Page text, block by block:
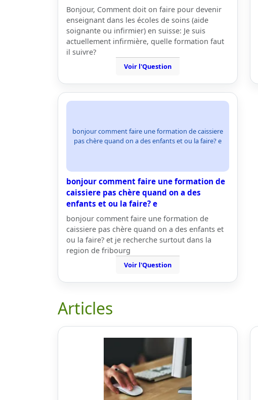
Bonjour, Comment doit on faire pour devenir
enseignant dans les écoles de soins (aide
soignante ou infirmier) en suisse: Je suis
actuellement infirmière, quelle formation faut
il suivre?
Voir l'Question
bonjour comment faire une formation de caissiere
pas chère quand on a des enfants et ou la faire? e
bonjour comment faire une formation de
caissiere pas chère quand on a des
enfants et ou la faire? e
bonjour comment faire une formation de
caissiere pas chère quand on a des enfants et
ou la faire? et je recherche surtout dans la
region de fribourg
Voir l'Question
Articles